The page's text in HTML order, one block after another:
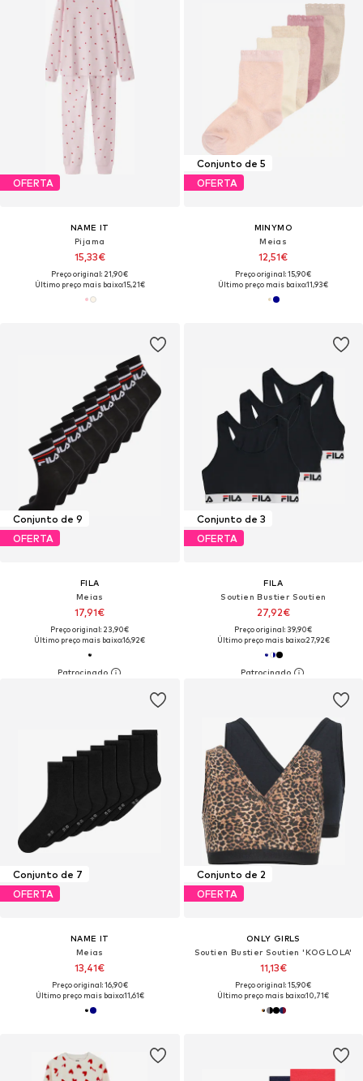
OFERTA
NAME IT
Pijama
15,33€
Preço original: 21,90€
Último preço mais baixo:15,21€
Conjunto de 5
OFERTA
MINYMO
Meias
12,51€
Preço original: 15,90€
Último preço mais baixo:11,93€
Conjunto de 9
OFERTA
FILA
Meias
17,91€
Preço original: 23,90€
Último preço mais baixo:16,92€
Conjunto de 3
OFERTA
FILA
Soutien Bustier Soutien
27,92€
Preço original: 39,90€
Último preço mais baixo:27,92€
Conjunto de 7
OFERTA
NAME IT
Meias
13,41€
Preço original: 16,90€
Último preço mais baixo:11,61€
Conjunto de 2
OFERTA
ONLY GIRLS
Soutien Bustier Soutien 'KOGLOLA'
11,13€
Preço original: 15,90€
Último preço mais baixo:10,71€